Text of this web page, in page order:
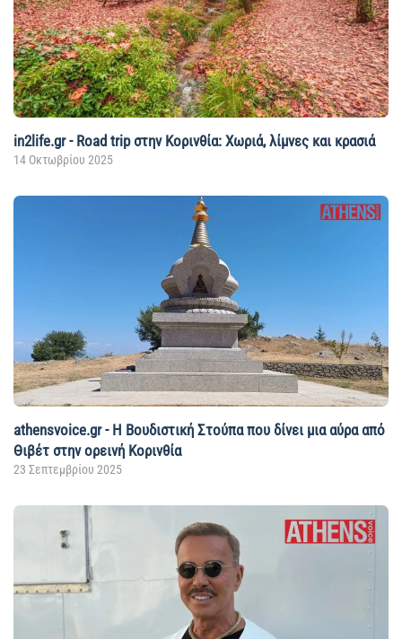
in2life.gr - Road trip στην Κορινθία: Χωριά, λίμνες και κρασιά
14 Οκτωβρίου 2025
athensvoice.gr - Η Βουδιστική Στούπα που δίνει μια αύρα από
Θιβέτ στην ορεινή Κορινθία
23 Σεπτεμβρίου 2025